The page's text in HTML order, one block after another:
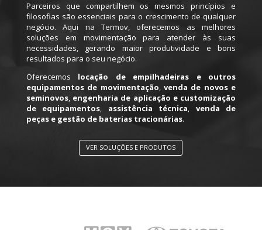
Parceiros que compartilhem os mesmos princípios e
filosofias são essenciais para o crescimento de qualquer
negócio. Aqui na Termov, oferecemos as melhores
soluções em movimentação para atender às suas
necessidades, gerando maior produtividade e bons
resultados para o seu negócio.
Oferecemos locação de empilhadeiras e outros
equipamentos de movimentação, venda de novos e
seminovos, engenharia de aplicação e customização
de equipamentos, assistência técnica, venda de
peças e gestão de baterias tracionárias.
VER SOLUÇÕES E PRODUTOS